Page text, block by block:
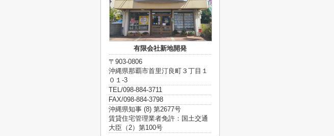
有限会社新地開発
〒903-0806
沖縄県那覇市首里汀良町３丁目１
０１-3
TEL/098-884-3711
FAX/098-884-3798
沖縄県知事 (8) 第2677号
賃貸住宅管理業者免許：国土交通
大臣（2）第100号